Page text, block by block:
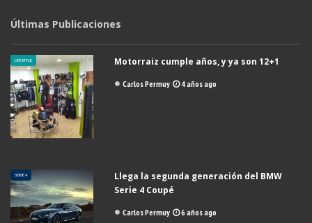
Últimas Publicaciones
LIFESTYLE Motorraiz cumple años, y ya son 12+1
Carlos Permuy 4 años ago
SERIE 4
Llega la segunda generación del BMW
Serie 4 Coupé
Carlos Permuy 6 años ago